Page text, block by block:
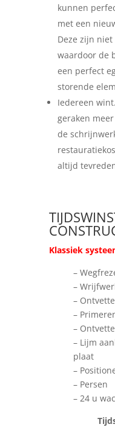
kunnen
met een
Deze zijn
waardoor de
een perfect
storende
Iedereen
geraken
de
altijd
Klassiek
–
–
–
–
–
– Lijm
plaat
–
– Persen
– 24 u